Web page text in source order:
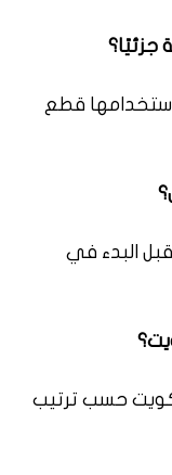
جزئيًا؟
استخدامها قطع
البدء في
حسب ترتيب